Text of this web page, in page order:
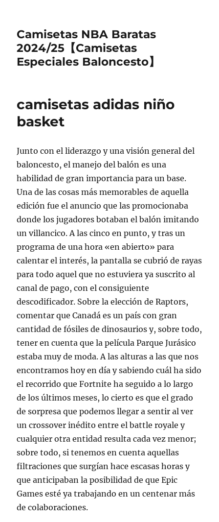
Camisetas NBA Baratas
2024/25【Camisetas
Especiales Baloncesto】
camisetas adidas niño
basket
Junto con el liderazgo y una visión general del
baloncesto, el manejo del balón es una
habilidad de gran importancia para un base.
Una de las cosas más memorables de aquella
edición fue el anuncio que las promocionaba
donde los jugadores botaban el balón imitando
un villancico. A las cinco en punto, y tras un
programa de una hora «en abierto» para
calentar el interés, la pantalla se cubrió de rayas
para todo aquel que no estuviera ya suscrito al
canal de pago, con el consiguiente
descodificador. Sobre la elección de Raptors,
comentar que Canadá es un país con gran
cantidad de fósiles de dinosaurios y, sobre todo,
tener en cuenta que la película Parque Jurásico
estaba muy de moda. A las alturas a las que nos
encontramos hoy en día y sabiendo cuál ha sido
el recorrido que Fortnite ha seguido a lo largo
de los últimos meses, lo cierto es que el grado
de sorpresa que podemos llegar a sentir al ver
un crossover inédito entre el battle royale y
cualquier otra entidad resulta cada vez menor;
sobre todo, si tenemos en cuenta aquellas
filtraciones que surgían hace escasas horas y
que anticipaban la posibilidad de que Epic
Games esté ya trabajando en un centenar más
de colaboraciones.